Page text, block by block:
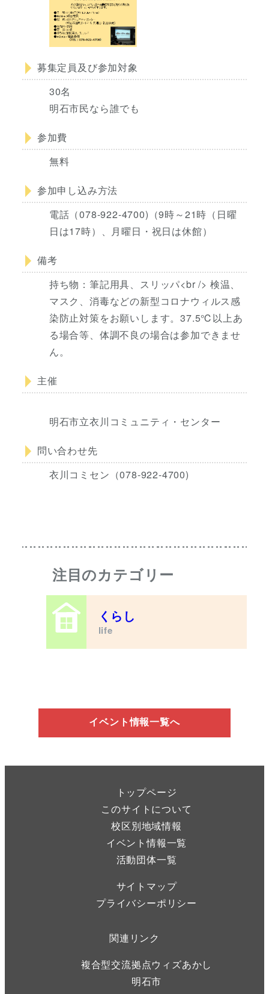
募集定員及び参加対象
30名
明石市民なら誰でも
参加費
無料
参加申し込み方法
電話（078-922-4700)（9時～21時（日曜
日は17時）、月曜日・祝日は休館）
備考
持ち物：筆記用具、スリッパ<br /> 検温、
マスク、消毒などの新型コロナウィルス感
染防止対策をお願いします。37.5℃以上あ
る場合等、体調不良の場合は参加できませ
ん。
主催
明石市立衣川コミュニティ・センター
問い合わせ先
衣川コミセン（078-922-4700)
注目のカテゴリー
くらし
life
イベント情報一覧へ
トップページ
このサイトについて
校区別地域情報
イベント情報一覧
活動団体一覧
サイトマップ
プライバシーポリシー
関連リンク
複合型交流拠点ウィズあかし
明石市